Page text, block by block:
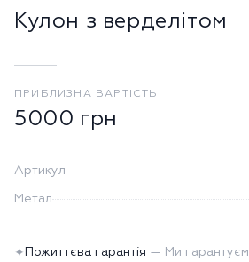
Кулон з верделітом
ПРИБЛИЗНА ВАРТІСТЬ
5000 грн
Артикул
Метал
✦ Пожиттєва гарантія — Ми